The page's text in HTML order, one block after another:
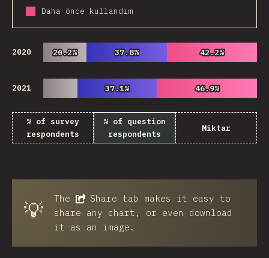
Daha önce kullandım
2020 20.2%
20.2% 37.8%
37.8% 42.2%
42.2%
2021 37.1%
37.1% 46.9%
46.9%
% of survey
respondents
% of question
respondents
Miktar
💡 The Share tab makes it easy to
share any chart, or even download
it as an image.